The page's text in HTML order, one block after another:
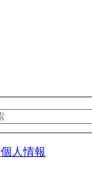
個人情報